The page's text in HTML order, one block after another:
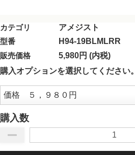
カテゴリ
アメジスト
型番
H94-19BLMLRR
販売価格
5,980円 (内税)
購入オプションを選択してください。
購入数